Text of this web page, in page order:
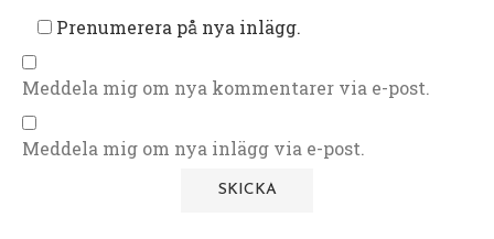
Prenumerera på nya inlägg.
Meddela mig om nya kommentarer via e-post.
Meddela mig om nya inlägg via e-post.